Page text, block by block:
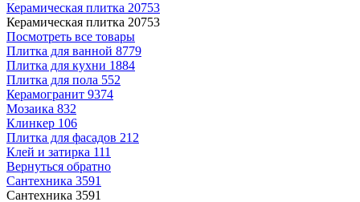
Керамическая плитка 20753
Керамическая плитка 20753
Посмотреть все товары
Плитка для ванной 8779
Плитка для кухни 1884
Плитка для пола 552
Керамогранит 9374
Мозаика 832
Клинкер 106
Плитка для фасадов 212
Клей и затирка 111
Вернуться обратно
Сантехника 3591
Сантехника 3591